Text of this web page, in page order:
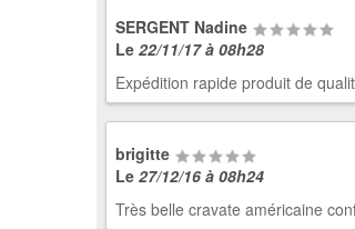
SERGENT Nadine
Le 22/11/17 à 08h28
Expédition rapide produit de
brigitte
Le 27/12/16 à 08h24
Très belle cravate américaine